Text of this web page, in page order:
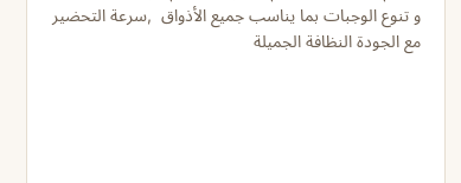
و تنوع الوجبات بما يناسب جميع الأذواق ,سرعة التحضير
مع الجودة النظافة الجميلة